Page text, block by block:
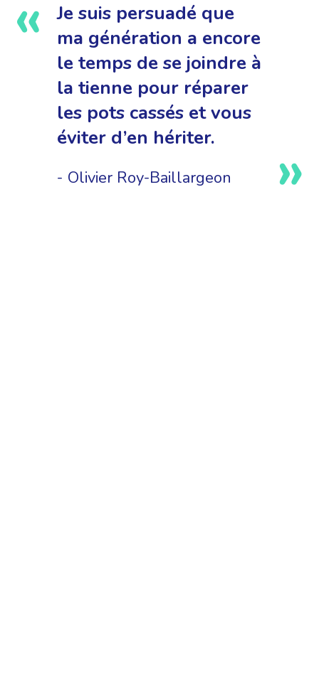
Je suis persuadé que
ma génération a encore
le temps de se joindre à
la tienne pour réparer
les pots cassés et vous
éviter d’en hériter.
Olivier Roy-Baillargeon